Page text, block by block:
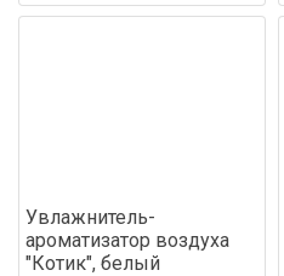
Увлажнитель-
ароматизатор воздуха
"Котик", белый